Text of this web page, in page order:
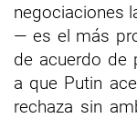
negociaciones
— es el más
de acuerdo de
a que Putin
rechaza sin